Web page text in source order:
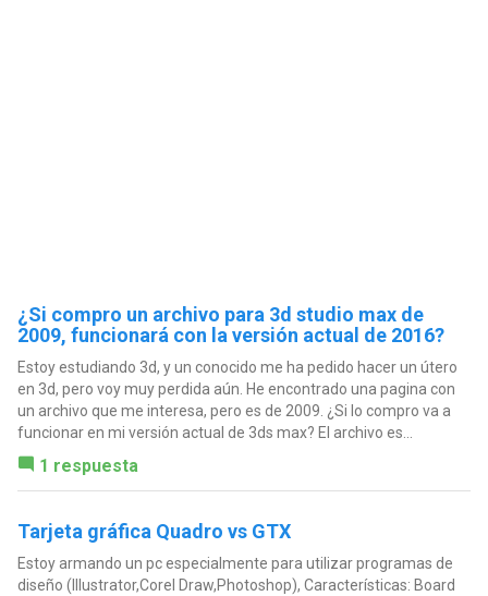
¿Si compro un archivo para 3d studio max de
2009, funcionará con la versión actual de 2016?
Estoy estudiando 3d, y un conocido me ha pedido hacer un útero
en 3d, pero voy muy perdida aún. He encontrado una pagina con
un archivo que me interesa, pero es de 2009. ¿Si lo compro va a
funcionar en mi versión actual de 3ds max? El archivo es...
1 respuesta
Tarjeta gráfica Quadro vs GTX
Estoy armando un pc especialmente para utilizar programas de
diseño (Illustrator,Corel Draw,Photoshop), Características: Board